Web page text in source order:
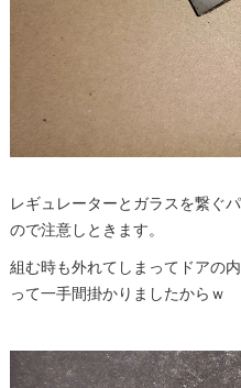
レギュレーターとガラスを繋ぐ
ので注意しときます。
組む時も外れてしまってドアの
って一手間掛かりましたからｗ